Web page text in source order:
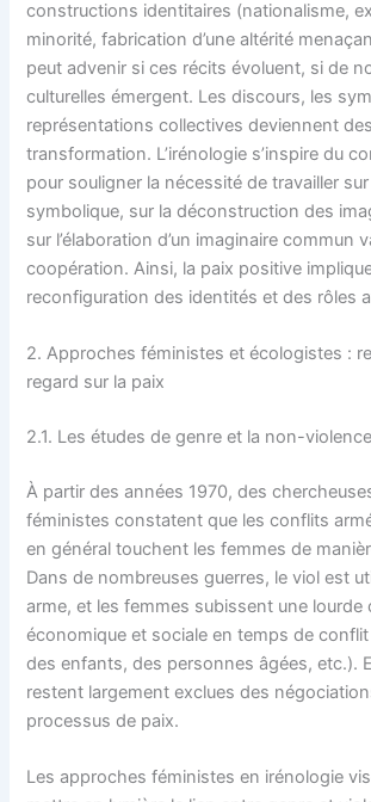
constructions identitaires (nationalisme,
minorité, fabrication d’une altérité
peut advenir si ces récits évoluent, si de
culturelles émergent. Les discours, les
représentations collectives deviennent
transformation. L’irénologie s’inspire du
pour souligner la nécessité de travailler
symbolique, sur la déconstruction des
sur l’élaboration d’un imaginaire commun
coopération. Ainsi, la paix positive
reconfiguration des identités et des rôles
2. Approches féministes et écologistes :
regard sur la paix
2.1. Les études de genre et la non-violence
À partir des années 1970, des
féministes constatent que les conflits
en général touchent les femmes de
Dans de nombreuses guerres, le viol est
arme, et les femmes subissent une lourde
économique et sociale en temps de
des enfants, des personnes âgées, etc.).
restent largement exclues des
processus de paix.
Les approches féministes en irénologie